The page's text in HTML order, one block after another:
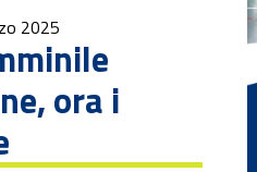
2025
ora i